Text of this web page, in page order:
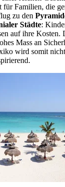
Familien, die
zu den
Städte:
auf ihre Kosten.
Mass an
wird somit